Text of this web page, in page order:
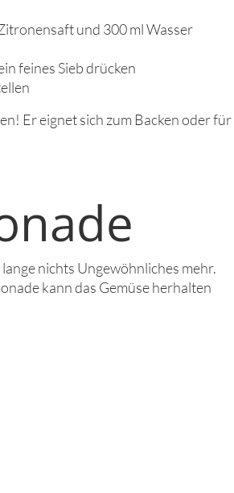
und 300 ml Wasser
feines Sieb drücken
Er eignet sich zum Backen oder für
nichts Ungewöhnliches mehr.
kann das Gemüse herhalten